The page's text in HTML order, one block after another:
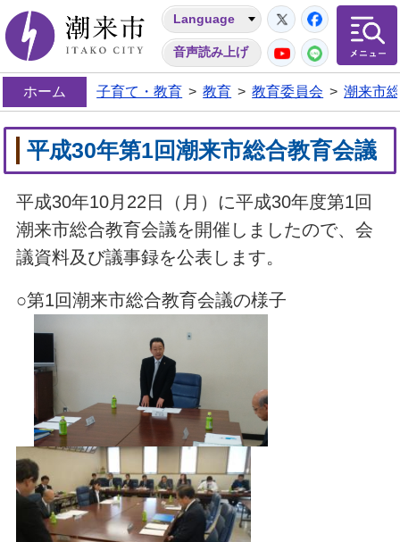
潮来市
Language
音声読み上げ
Twitter
YouTube
LINE
ホーム 子育て・教育 > 教育 > 教育委員会 > 潮来市
平成30年第1回潮来市総合教育会議
平成30年10月22日（月）に平成30年度第1回
潮来市総合教育会議を開催しましたので、会
議資料及び議事録を公表します。
○第1回潮来市総合教育会議の様子